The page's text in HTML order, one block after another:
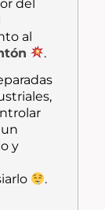
del
al
.
y
.